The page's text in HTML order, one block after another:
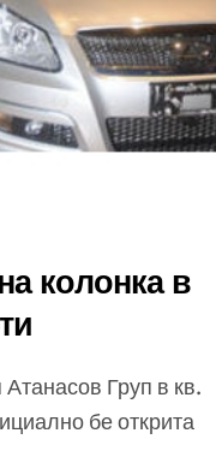
колонка в
бе открита